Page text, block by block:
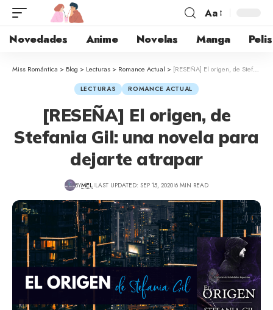
Aa
Novedades Anime Novelas Manga Pelis
Miss Romántica > Blog > Lecturas > Romance Actual > [RESEÑA] El origen, de Stefania Gil: una novela para dejarte atrapar
LECTURAS ROMANCE ACTUAL
[RESEÑA] El origen, de
Stefania Gil: una novela para
dejarte atrapar
BYMEL LAST UPDATED: SEP 15, 2020 6 MIN READ